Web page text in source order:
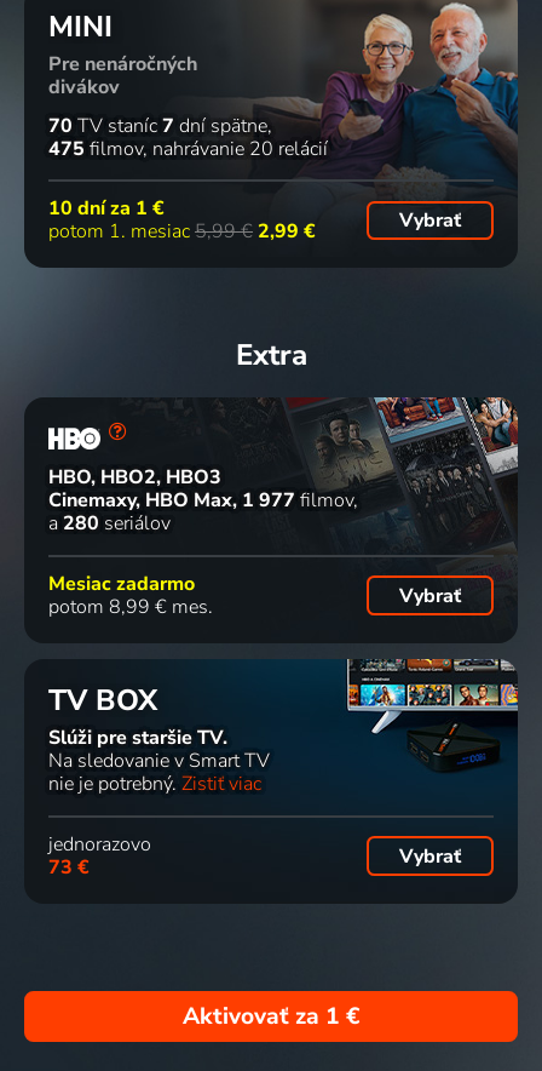
MINI
Pre nenáročných
divákov
70 TV staníc7 dní spätne
475 filmov nahrávanie 20 relácií
10 dní za 1 €
potom 1. mesiac5,99 € 2,99 € Vybrať
Extra
HBO, HBO2, HBO3
Cinemaxy, HBO Max 1 977 filmov
a 280 seriálov
Mesiac zadarmo
potom 8,99 € mes.
Vybrať
TV BOX
Slúži pre staršie TV.
Na sledovanie v Smart TV
nie je potrebný. Zistiť viac
jednorazovo
73 €
Vybrať
Aktivovať za 1 €